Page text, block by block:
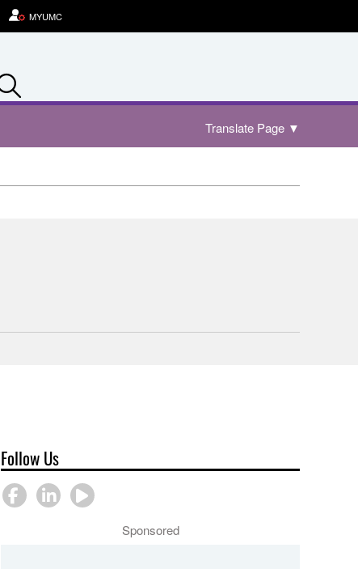
MYUMC
Translate Page ▼
Follow Us
Sponsored